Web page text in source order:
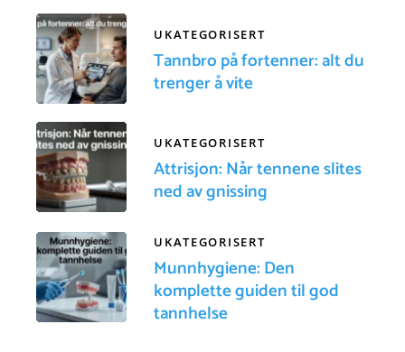
UKATEGORISERT
Tannbro på fortenner: alt du
trenger å vite
UKATEGORISERT
Attrisjon: Når tennene slites
ned av gnissing
UKATEGORISERT
Munnhygiene: Den
komplette guiden til god
tannhelse